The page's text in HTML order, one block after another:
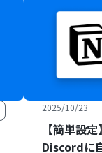
2025/10/23
【簡単設
Discordに